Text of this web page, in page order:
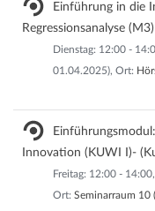
Einführung in die
Regressionsanalyse (M3)
Dienstag: 12:00 -
01.04.2025), Ort:
Innovation (KUWI I)-
Freitag: 12:00 -
Ort: Seminarraum 10